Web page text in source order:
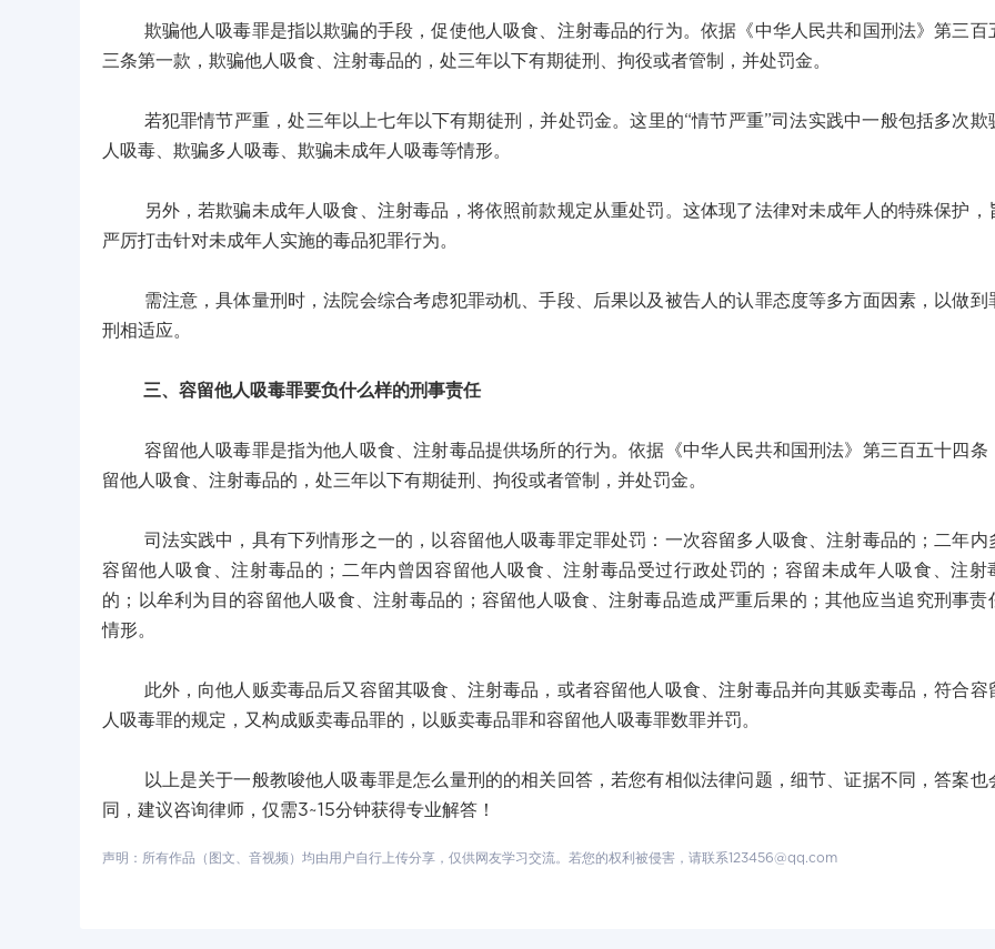
欺骗他人吸毒罪是指以欺骗的手段，促使他人吸食、注射毒品的行为。依据《中华人民共和国刑法》第三百
三条第一款，欺骗他人吸食、注射毒品的，处三年以下有期徒刑、拘役或者管制，并处罚金。
若犯罪情节严重，处三年以上七年以下有期徒刑，并处罚金。这里的“情节严重”司法实践中一般包括多次欺
人吸毒、欺骗多人吸毒、欺骗未成年人吸毒等情形。
另外，若欺骗未成年人吸食、注射毒品，将依照前款规定从重处罚。这体现了法律对未成年人的特殊保护，
严厉打击针对未成年人实施的毒品犯罪行为。
需注意，具体量刑时，法院会综合考虑犯罪动机、手段、后果以及被告人的认罪态度等多方面因素，以做到
刑相适应。
三、容留他人吸毒罪要负什么样的刑事责任
容留他人吸毒罪是指为他人吸食、注射毒品提供场所的行为。依据《中华人民共和国刑法》第三百五十四条
留他人吸食、注射毒品的，处三年以下有期徒刑、拘役或者管制，并处罚金。
司法实践中，具有下列情形之一的，以容留他人吸毒罪定罪处罚：一次容留多人吸食、注射毒品的；二年内
容留他人吸食、注射毒品的；二年内曾因容留他人吸食、注射毒品受过行政处罚的；容留未成年人吸食、注射
的；以牟利为目的容留他人吸食、注射毒品的；容留他人吸食、注射毒品造成严重后果的；其他应当追究刑事责
情形。
此外，向他人贩卖毒品后又容留其吸食、注射毒品，或者容留他人吸食、注射毒品并向其贩卖毒品，符合容
人吸毒罪的规定，又构成贩卖毒品罪的，以贩卖毒品罪和容留他人吸毒罪数罪并罚。
以上是关于一般教唆他人吸毒罪是怎么量刑的的相关回答，若您有相似法律问题，细节、证据不同，答案也
同，建议咨询律师，仅需3~15分钟获得专业解答！
声明：所有作品（图文、音视频）均由用户自行上传分享，仅供网友学习交流。若您的权利被侵害，请联系123456@qq.com